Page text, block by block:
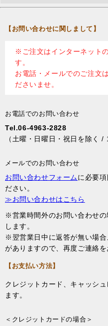
【お問い合わせに関しまして】
※ご注文はインターネット
す。
お電話・メールでのご注文
ださいませ。
お電話でのお問い合わせ
Tel.06-4963-2828
（土曜・日曜日・祝日を除く /
メールでのお問い合わせ
お問い合わせフォームに必要
ださい。
≫お問い合わせはこちら
※営業時間外のお問い合わせ
します。
※翌営業日中に返答が無い場
がありますので、再度ご連絡を
【お支払い方法】
クレジットカード、キャッシ
ます。
＜クレジットカードの場合＞